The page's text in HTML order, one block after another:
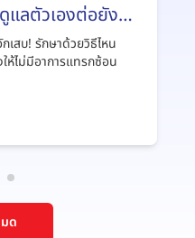
แลตัวเองต่อยังไง
เสบ! รักษาด้วยวิธีไหน
ห้ไม่มีอาการแทรกซ้อน
ด